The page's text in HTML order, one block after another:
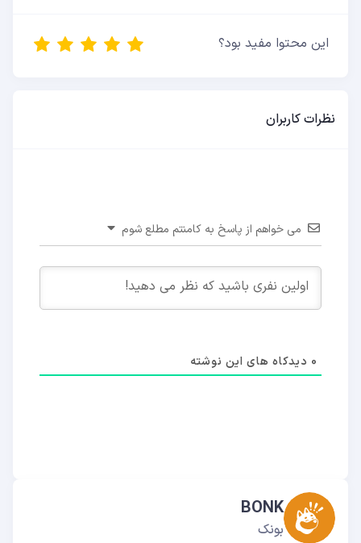
این محتوا مفید بود؟
نظرات کاربران
می خواهم از پاسخ به کامنتم مطلع شوم
0 دیدکاه های این نوشته
BONK
بونک